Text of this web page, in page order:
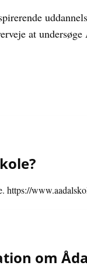
at undersøge
https://
om